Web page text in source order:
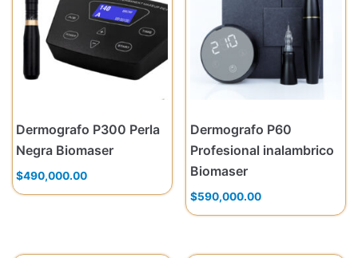
Dermografo P300 Perla
Negra Biomaser
$490,000.00
Dermografo P60
Profesional inalambrico
Biomaser
$590,000.00